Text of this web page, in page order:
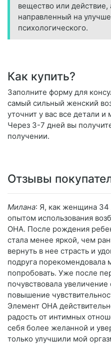
вещество или
направленный на
психологического.
Как купить?
Заполните форму для
самый сильный женский
уточнит у вас все детали и
Через 3-7 дней вы
получении.
Отзывы
Милана: Я, как женщина 34
опытом использования
ОНА. После рождения
стала менее яркой, чем
вернуть в нее страсть и
подруга порекомендовала
попробовать. Уже после
почувствовала
повышение
Элемент ОНА
радость от интимных
себя более желанной и
только улучшили мой